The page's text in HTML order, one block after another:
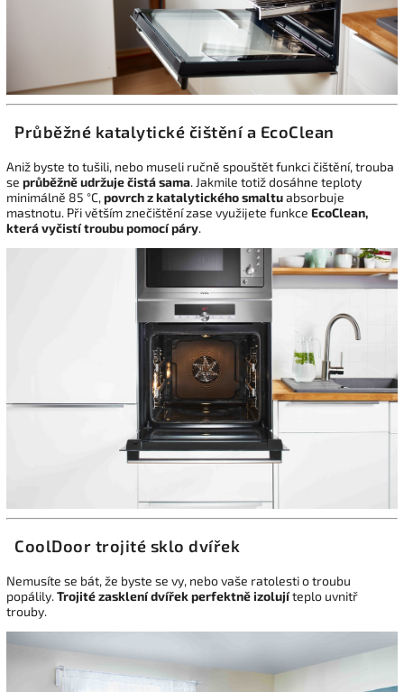
Průběžné katalytické čištění a EcoClean
Aniž byste to tušili, nebo museli ručně spouštět funkci čištění, trouba
se průběžně udržuje čistá sama. Jakmile totiž dosáhne teploty
minimálně 85 °C,povrch z katalytického smaltuabsorbuje
mastnotu. Při větším znečištění zase využijete funkce EcoClean,
která vyčistí troubu pomocí páry.
CoolDoor trojité sklo dvířek
Nemusíte se bát, že byste se vy, nebo vaše ratolesti o troubu
popálily.Trojité zasklení dvířek perfektně izolujíteplo uvnitř
trouby.